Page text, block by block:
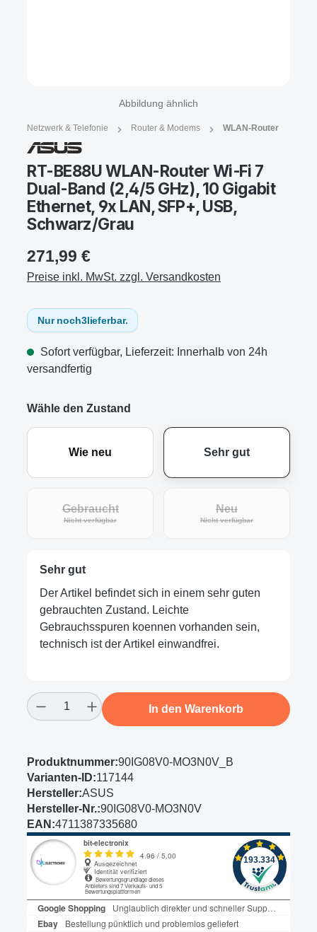
Abbildung ähnlich
Netzwerk & Telefonie Router & Modems WLAN-Router
RT-BE88U WLAN-Router Wi‑Fi 7
Dual-Band (2,4/5 GHz), 10 Gigabit
Ethernet, 9x LAN, SFP+, USB,
Schwarz/Grau
271,99 €
Preise inkl. MwSt. zzgl. Versandkosten
Nur noch3lieferbar.
Sofort verfügbar, Lieferzeit: Innerhalb von 24h
versandfertig
Wähle den Zustand
Wie neu Sehr gut
Gebraucht
Nicht verfügbar(Diese Option ist zurzeit nicht verfügbar.)
Neu
Nicht verfügbar(Diese Option ist
Sehr gut
Der Artikel befindet sich in einem sehr guten
gebrauchten Zustand. Leichte
Gebrauchsspuren koennen vorhanden sein,
technisch ist der Artikel einwandfrei.
Produkt Anzahl: Gib den gewünschten
In den Warenkorb
Produktnummer:90IG08V0-MO3N0V_B
Varianten-ID:117144
Hersteller:ASUS
Hersteller-Nr.:90IG08V0-MO3N0V
EAN:4711387335680